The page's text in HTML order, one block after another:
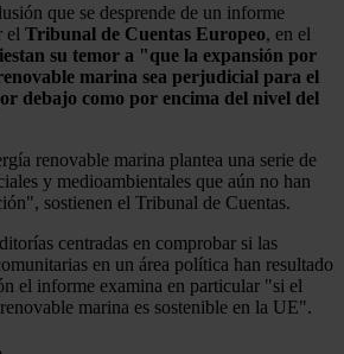
que se desprende de un informe
el Tribunal de Cuentas Europeo, en el
su temor a "que la expansión por
marina sea perjudicial para el
debajo como por encima del nivel del
renovable marina plantea una serie de
y medioambientales que aún no han
sostienen el Tribunal de Cuentas.
centradas en comprobar si las
en un área política han resultado
el informe examina en particular "si el
marina es sostenible en la UE".